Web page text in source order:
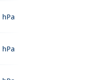
hPa
hPa